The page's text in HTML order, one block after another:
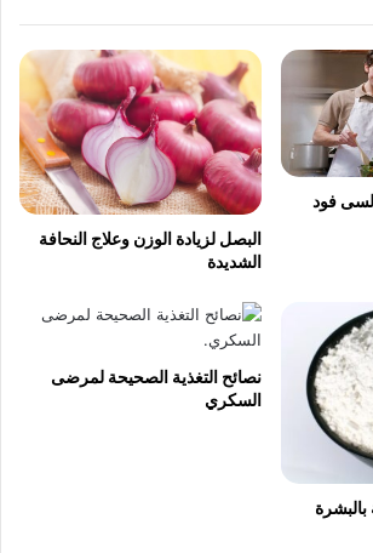
فود
البصل لزيادة الوزن وعلاج النحافة
الشديدة
نصائح التغذية الصحيحة لمرضى
السكري